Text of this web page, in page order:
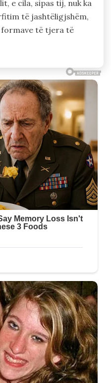
e cila, sipas tij, nuk ka
të jashtëligjshëm,
të tjera të